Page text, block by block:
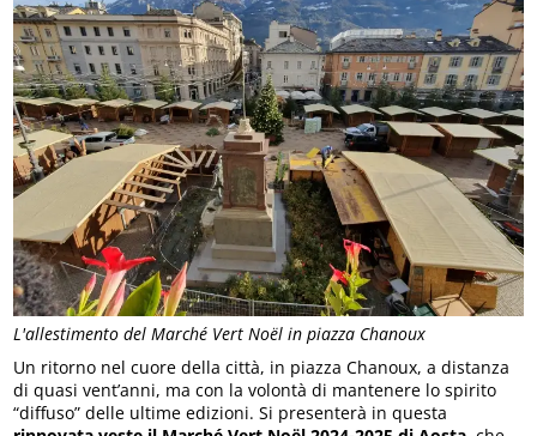
L'allestimento del Marché Vert Noël in piazza Chanoux
Un ritorno nel cuore della città, in piazza Chanoux, a distanza
di quasi vent’anni, ma con la volontà di mantenere lo spirito
“diffuso” delle ultime edizioni. Si presenterà in questa